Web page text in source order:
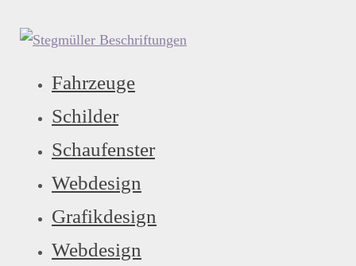
Inhalt
Fahrzeuge
Schilder
Schaufenster
Webdesign
Grafikdesign
Webdesign